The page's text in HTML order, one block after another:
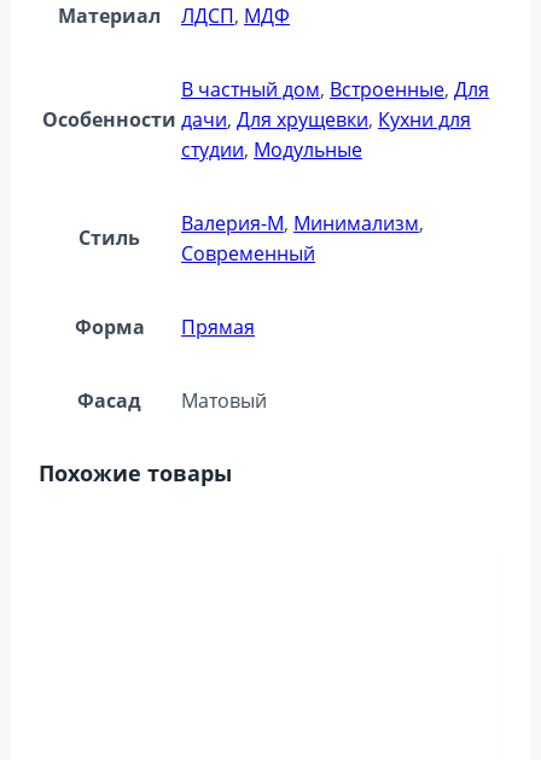
Материал ЛДСП, МДФ
Особенности
В частный дом, Встроенные, Для
дачи, Для хрущевки, Кухни для
студии, Модульные
Стиль
Валерия-М, Минимализм,
Современный
Форма Прямая
Фасад Матовый
Похожие товары